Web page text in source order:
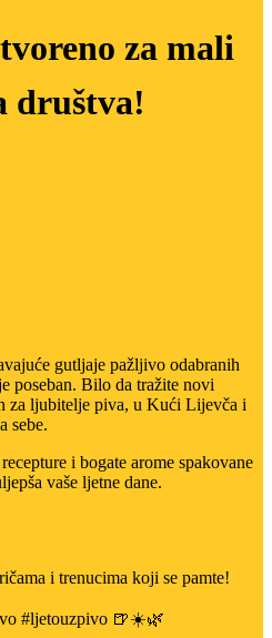
za mali
društva!
gutljaje pažljivo odabranih
poseban. Bilo da tražite novi
za ljubitelje piva, u Kući Lijevča i
sebe.
i bogate arome spakovane
vaše ljetne dane.
i trenucima koji se pamte!
#ljetouzpivo 🍺☀️🌿